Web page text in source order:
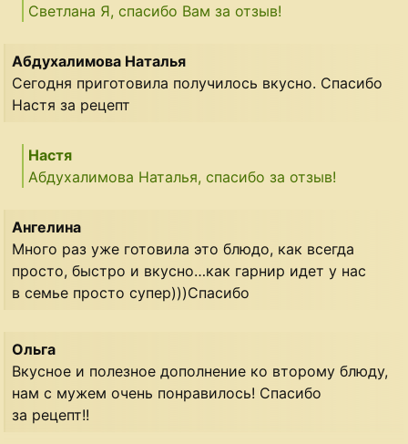
Светлана Я, спасибо Вам за отзыв!
Абдухалимова Наталья
Сегодня приготовила получилось вкусно. Спасибо
Настя за рецепт
Настя
Абдухалимова Наталья, спасибо за отзыв!
Ангелина
Много раз уже готовила это блюдо, как всегда
просто, быстро и вкусно…как гарнир идет у нас
в семье просто супер)))Спасибо
Ольга
Вкусное и полезное дополнение ко второму блюду,
нам с мужем очень понравилось! Спасибо
за рецепт!!